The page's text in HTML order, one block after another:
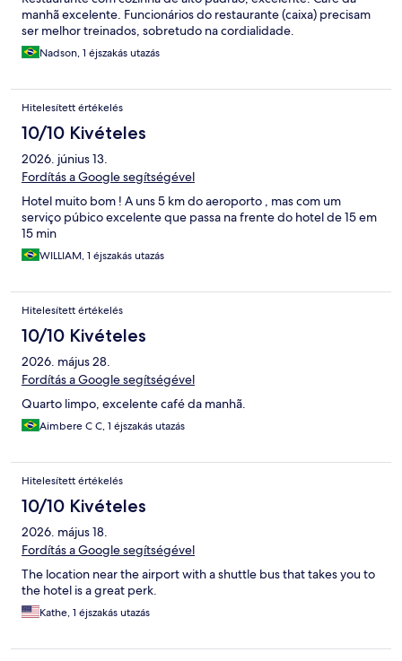
manhã excelente. Funcionários do restaurante (caixa) precisam
ser melhor treinados, sobretudo na cordialidade.
Nadson, 1 éjszakás utazás
Hitelesített értékelés
10/10 Kivételes
2026. június 13.
Fordítás a Google segítségével
Hotel muito bom ! A uns 5 km do aeroporto , mas com um
serviço púbico excelente que passa na frente do hotel de 15 em
15 min
WILLIAM, 1 éjszakás utazás
Hitelesített értékelés
10/10 Kivételes
2026. május 28.
Fordítás a Google segítségével
Quarto limpo, excelente café da manhã.
Aimbere C C, 1 éjszakás utazás
Hitelesített értékelés
10/10 Kivételes
2026. május 18.
Fordítás a Google segítségével
The location near the airport with a shuttle bus that takes you to
the hotel is a great perk.
Kathe, 1 éjszakás utazás